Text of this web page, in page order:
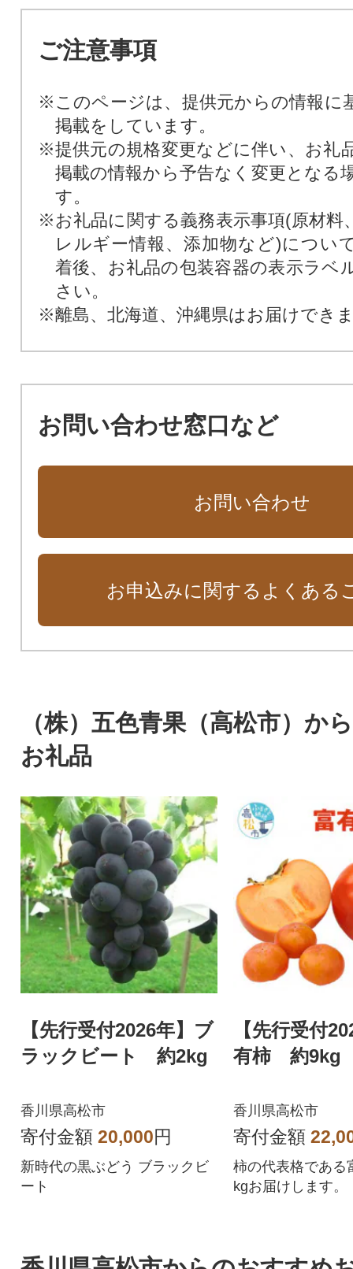
ご注意事項
※このページは、提供元からの情報に
掲載をしています。
※提供元の規格変更などに伴い、お礼
掲載の情報から予告なく変更となる
す。
※お礼品に関する義務表示事項(原材料
レルギー情報、添加物など)につい
着後、お礼品の包装容器の表示ラベ
さい。
※離島、北海道、沖縄県はお届けでき
お問い合わせ窓口など
お問い合わせ
お申込みに関するよくある
（株）五色青果（高松市）か
お礼品
【先行受付2026年】ブ
ラックビート 約2kg
香川県高松市
寄付金額 20,000円
新時代の黒ぶどう ブラックビ
ート
【先行受付
有柿 約9kg
香川県高松市
寄付金額
柿の代表格である
kgお届けします。